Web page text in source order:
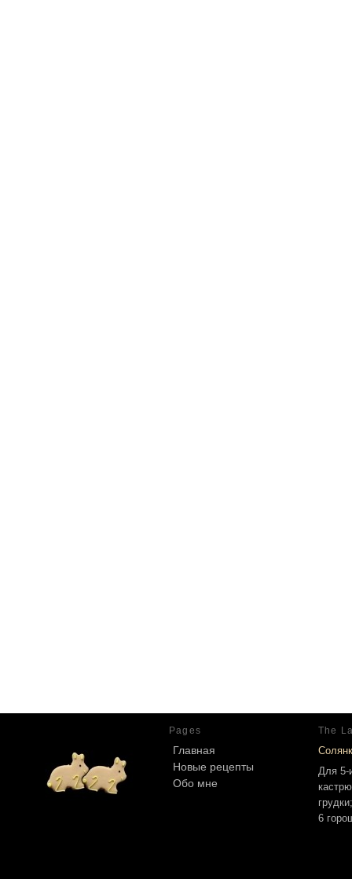
Pages
Главная
Новые рецепты
Обо мне
The
Для 5-
6